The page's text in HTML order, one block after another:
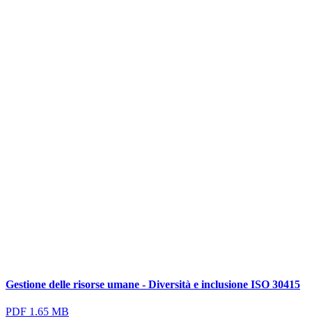
Gestione delle risorse umane - Diversità e inclusione ISO 30415
PDF 1.65 MB